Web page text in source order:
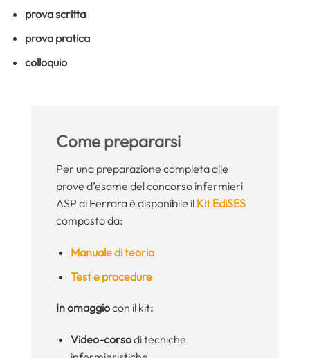
prova scritta
prova pratica
colloquio
Come prepararsi
Per una preparazione completa alle
prove d’esame del concorso infermieri
ASP di Ferrara è disponibile il Kit EdiSES
composto da:
Manuale di teoria
Test e procedure
In omaggiocon il kit:
Video-corsodi tecniche